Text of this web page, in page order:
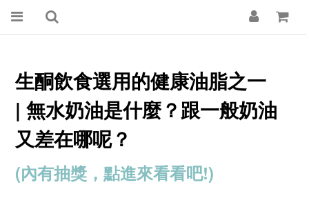
生酮飲食選用的健康油脂之一
| 無水奶油是什麼？跟一般奶油
又差在哪呢？
(內有抽獎，點進來看看吧!)